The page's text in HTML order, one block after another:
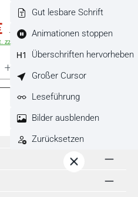
4.564,20 €(21.15% gespart)
zzgl. Versandkosten
Wert ein oder benutze die Schaltflächen um
Gut lesbare Schrift
Animationen stoppen
Überschriften hervorheben
Großer Cursor
Leseführung
Bilder ausblenden
Zurücksetzen